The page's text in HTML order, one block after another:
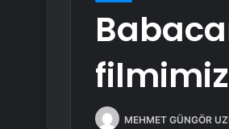
MEHMET GÜNGÖR